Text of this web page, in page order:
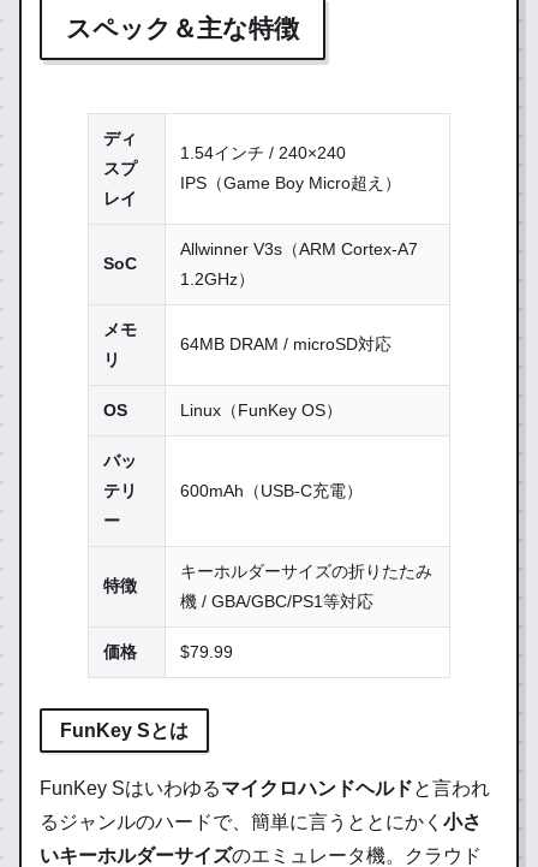
スペック＆主な特徴
ディ
スプ
レイ
1.54インチ / 240×240
IPS（Game Boy Micro超え）
SoC
Allwinner V3s（ARM Cortex-A7
1.2GHz）
メモ
リ
64MB DRAM / microSD対応
OS Linux（FunKey OS）
バッ
テリ
ー
600mAh（USB-C充電）
特徴
キーホルダーサイズの折りたたみ
機 / GBA/GBC/PS1等対応
価格 $79.99
FunKey Sとは
FunKey Sはいわゆるマイクロハンドヘルドと言われ
るジャンルのハードで、簡単に言うととにかく 小さ
いキーホルダーサイズのエミュレータ機。クラウド